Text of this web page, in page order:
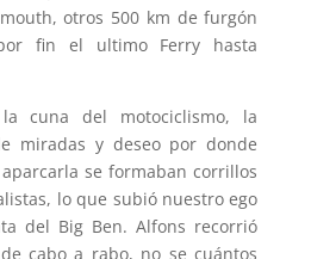
otros 500 km de furgón
fin el ultimo Ferry hasta
cuna del motociclismo, la
miradas y deseo por donde
se formaban corrillos
lo que subió nuestro ego
del Big Ben. Alfons recorrió
cabo a rabo, no se cuántos